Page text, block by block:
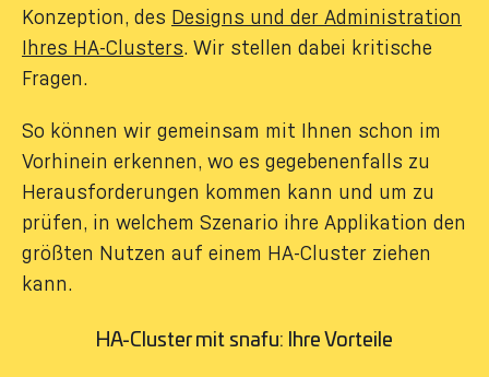
Konzeption, des Designs und der Administration
Ihres HA-Clusters. Wir stellen dabei kritische
Fragen.
So können wir gemeinsam mit Ihnen schon im
Vorhinein erkennen, wo es gegebenenfalls zu
Herausforderungen kommen kann und um zu
prüfen, in welchem Szenario ihre Applikation den
größten Nutzen auf einem HA-Cluster ziehen
kann.
HA-Cluster mit snafu: Ihre Vorteile